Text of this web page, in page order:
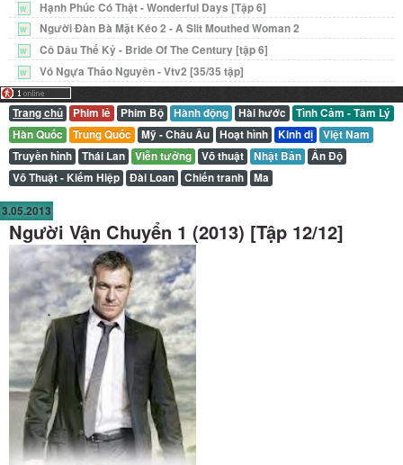
W Hạnh Phúc Có Thật - Wonderful Days [Tập 6]
W Người Đàn Bà Mặt Kéo 2 - A Slit Mouthed Woman 2
W Cô Dâu Thế Kỷ - Bride Of The Century [tập 6]
W Vó Ngựa Thảo Nguyên - Vtv2 [35/35 tập]
Trang chủ Phim lẻ Phim Bộ Hành động Hài hước
Tình Cảm - Tâm Lý
Hàn Quốc
Trung Quốc Mỹ - Châu Âu Hoạt hình Kinh dị
Việt Nam
Truyền hình
Thái Lan Viễn tưởng Võ thuật Nhật Bản
Ấn Độ
Võ Thuật - Kiếm Hiệp
Đài Loan Chiến tranh Ma
3.05.2013
Người Vận Chuyển 1 (2013) [Tập 12/12]